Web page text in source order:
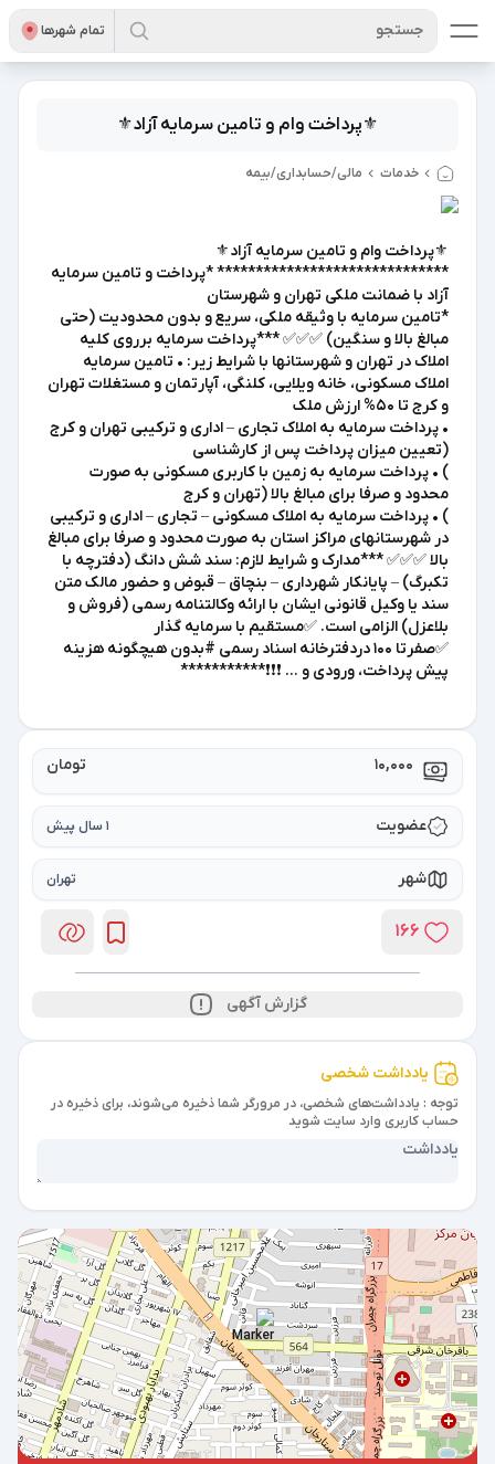
تمام شهر‌ها جستجو
⚜پرداخت وام و تامین سرمایه آزاد⚜
خدمات مالی/حسابداری/بیمه
⚜پرداخت وام و تامین سرمایه آزاد⚜
****************************** *پرداخت و تامین سرمایه
آزاد با ضمانت ملکی تهران و شهرستان
*تامین سرمایه با وثیقه ملکی، سریع و بدون محدودیت (حتی
مبالغ بالا و سنگین) ✅✅✅ ***پرداخت سرمایه برروی کلیه
املاک در تهران و شهرستانها با شرایط زیر: • تامین سرمایه
املاک مسکونی، خانه ویلایی، کلنگی، آپارتمان و مستغلات تهران
و کرج تا 50% ارزش ملک
• پرداخت سرمایه به املاک تجاری – اداری و ترکیبی تهران و کرج
(تعیین میزان پرداخت پس از کارشناسی
) • پرداخت سرمایه به زمین با کاربری مسکونی به صورت
محدود و صرفا برای مبالغ بالا (تهران و کرج
) • پرداخت سرمایه به املاک مسکونی – تجاری – اداری و ترکیبی
در شهرستانهای مراکز استان به صورت محدود و صرفا برای مبالغ
بالا ✅✅✅ ***مدارک و شرایط لازم: سند شش دانگ (دفترچه با
تکبرگ) – پایانکار شهرداری – بنچاق – قبوض و حضور مالک متن
سند یا وکیل قانونی ایشان با ارائه وکالتنامه رسمی (فروش و
بلاعزل) الزامی است. ✅مستقیم با سرمایه گذار
✅صفرتا 100 دردفترخانه اسناد رسمی #بدون هیچگونه هزینه
پیش پرداخت، ورودی و ... ❗❗❗***********
10,000 تومان
عضویت 1 سال پیش
شهر تهران
گزارش آگهی
یادداشت شخصی
توجه : یادداشت‌های شخصی، در مرورگر شما ذخیره می‌شوند، برای ذخیره در
حساب کاربری وارد سایت شوید